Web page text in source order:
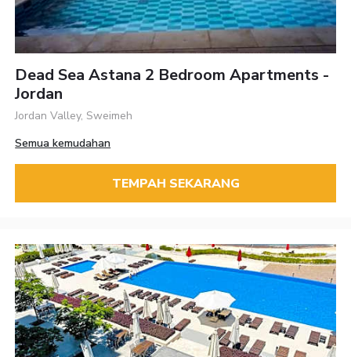
Dead Sea Astana 2 Bedroom Apartments -
Jordan
Jordan Valley, Sweimeh
Semua kemudahan
TEMPAH SEKARANG